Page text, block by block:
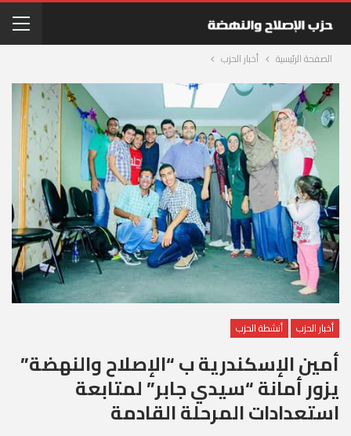
الصفحة الرئيسية أخبار الحزب
أخبار الحزب أنشطة الحزب
أمين الإسكندرية ب “الإصلاح والنهضة”
يزور أمانة “سيدي جابر” لمتابعة
استعدادات المرحلة القادمة